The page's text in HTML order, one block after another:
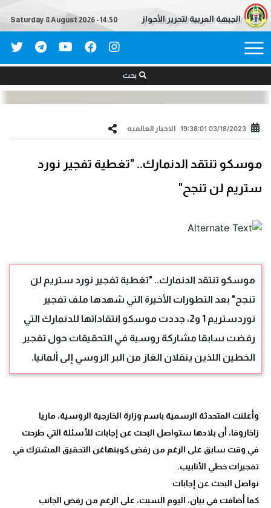
الجبهة العربية لتحرير الأحواز Saturday 8 August 2026 - 14:50
بحث
03/18/2023 19:38:01 الاخبار العالمیه
موسكو تنتقد الدنمارك.. "تغطية تفجير نورد
ستريم لن تنجح"
موسكو تنتقد الدنمارك.. "تغطية تفجير نورد ستريم لن
تنجح" بعد التطورات الأخيرة التي شهدها ملف تفجير
نوردستريم 1 و2، جددت موسكو انتقاداتها للدنمارك التي
رفضت سابقا مشاركة روسية في التحقيقات حول تفجير
الخطين اللذين ينقلان الغاز من البر الروسي إلى ألمانيا.
وأعلنت المتحدثة الرسمية باسم وزارة الخارجية الروسية، ماريا
زاخاروفا، أن بلادها ستواصل البحث عن إجابات للأسئلة التي طرحت
في وقت سابق على الرغم من رفض كوبنهاغن التحقيق المشترك في
كما أضافت في بيان، اليوم السبت، على الرغم من رفض الجانب